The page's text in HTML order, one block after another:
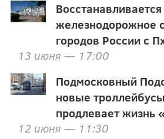
Восстанавливается
железнодорожное
городов России с
13 июня — 17:00
Подмосковный
новые
продлевает жизнь
12 июня — 11:30